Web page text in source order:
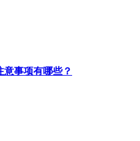
意事项有哪些？